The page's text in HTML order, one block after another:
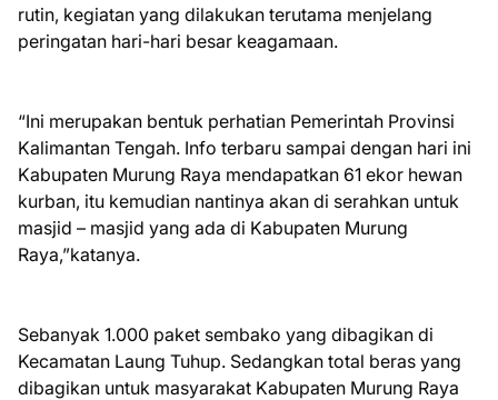
rutin, kegiatan yang dilakukan terutama menjelang
peringatan hari-hari besar keagamaan.
“Ini merupakan bentuk perhatian Pemerintah Provinsi
Kalimantan Tengah. Info terbaru sampai dengan hari ini
Kabupaten Murung Raya mendapatkan 61 ekor hewan
kurban, itu kemudian nantinya akan di serahkan untuk
masjid – masjid yang ada di Kabupaten Murung
Raya,”katanya.
Sebanyak 1.000 paket sembako yang dibagikan di
Kecamatan Laung Tuhup. Sedangkan total beras yang
dibagikan untuk masyarakat Kabupaten Murung Raya